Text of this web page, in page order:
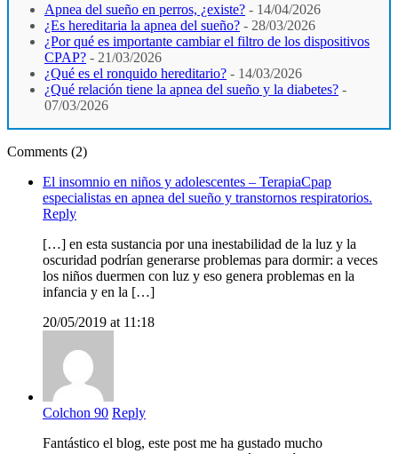
Apnea del sueño en perros, ¿existe? - 14/04/2026
¿Es hereditaria la apnea del sueño? - 28/03/2026
¿Por qué es importante cambiar el filtro de los dispositivos
CPAP? - 21/03/2026
¿Qué es el ronquido hereditario? - 14/03/2026
¿Qué relación tiene la apnea del sueño y la diabetes? -
07/03/2026
Comments (2)
El insomnio en niños y adolescentes – TerapiaCpap
especialistas en apnea del sueño y transtornos respiratorios.
Reply
[…] en esta sustancia por una inestabilidad de la luz y la
oscuridad podrían generarse problemas para dormir: a veces
los niños duermen con luz y eso genera problemas en la
infancia y en la […]
20/05/2019 at 11:18
Colchon 90 Reply
Fantástico el blog, este post me ha gustado mucho